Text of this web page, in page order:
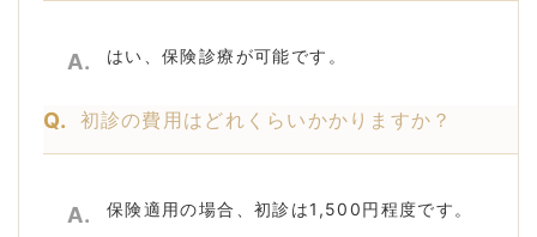
A. はい、保険診療が可能です。
Q. 初診の費用はどれくらいかかりますか？
A. 保険適用の場合、初診は1,500円程度です。